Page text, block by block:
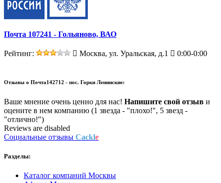
Почта 107241 - Гольяново, ВАО
Рейтинг: Москва, ул. Уральская, д.1 0:00-0:00
Отзывы о Почта142712 - пос. Горки Ленинские:
Ваше мнение очень ценно для нас! Напишите свой отзыв и
оцените в нем компанию (1 звезда - "плохо!", 5 звезд -
"отлично!")
Reviews are disabled
Социальные отзывы Cackle
Разделы:
Каталог компаний Москвы